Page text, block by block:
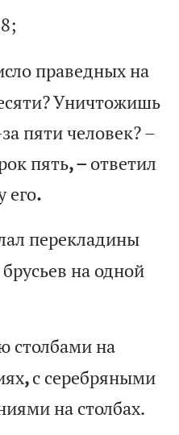
сло праведныхна
яти?Уничтожишь
за пятичеловек?–
к пять, – ответил
его.
л перекладины
брусьев на одной
столбами на
ях,с серебряными
иями на столбах.